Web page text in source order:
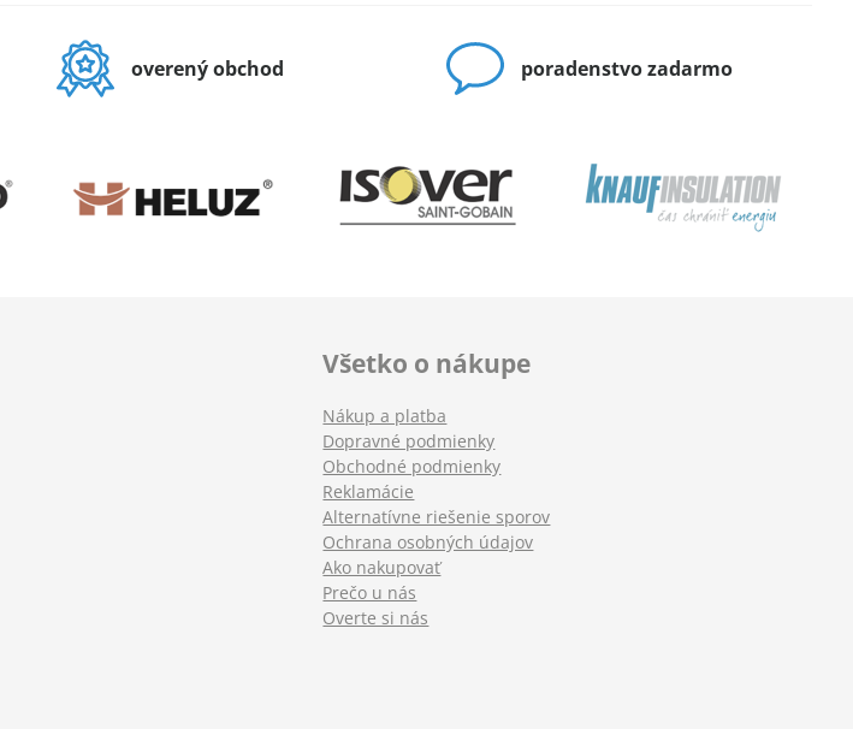
overený obchod poradenstvo zadarmo
Všetko o nákupe
Nákup a platba
Dopravné podmienky
Obchodné podmienky
Reklamácie
Alternatívne riešenie sporov
Ochrana osobných údajov
Ako nakupovať
Prečo u nás
Overte si nás